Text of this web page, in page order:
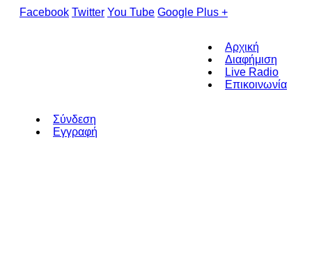
Facebook Twitter You Tube Google Plus +
Αρχική
Διαφήμιση
Live Radio
Επικοινωνία
Σύνδεση
Εγγραφή